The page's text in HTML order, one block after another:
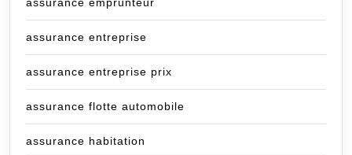
assurance emprunteur
assurance entreprise
assurance entreprise prix
assurance flotte automobile
assurance habitation